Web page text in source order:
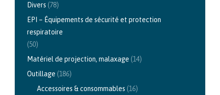
Divers (78)
EPI – Équipements de sécurité et protection
respiratoire
(50)
Matériel de projection, malaxage (14)
Outillage (186)
Accessoires & consommables (16)